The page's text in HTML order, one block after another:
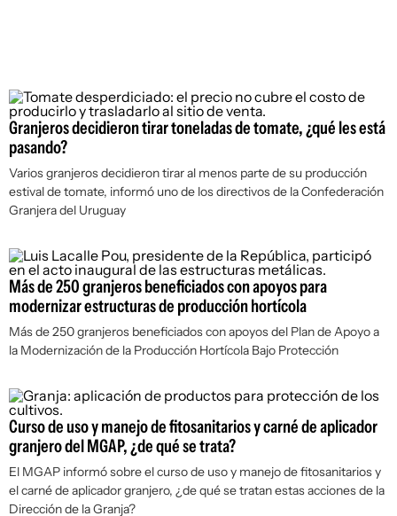
Granjeros decidieron tirar toneladas de tomate, ¿qué les está
pasando?
Varios granjeros decidieron tirar al menos parte de su producción
estival de tomate, informó uno de los directivos de la Confederación
Granjera del Uruguay
Más de 250 granjeros beneficiados con apoyos para
modernizar estructuras de producción hortícola
Más de 250 granjeros beneficiados con apoyos del Plan de Apoyo a
la Modernización de la Producción Hortícola Bajo Protección
Curso de uso y manejo de fitosanitarios y carné de aplicador
granjero del MGAP, ¿de qué se trata?
El MGAP informó sobre el curso de uso y manejo de fitosanitarios y
el carné de aplicador granjero, ¿de qué se tratan estas acciones de la
Dirección de la Granja?